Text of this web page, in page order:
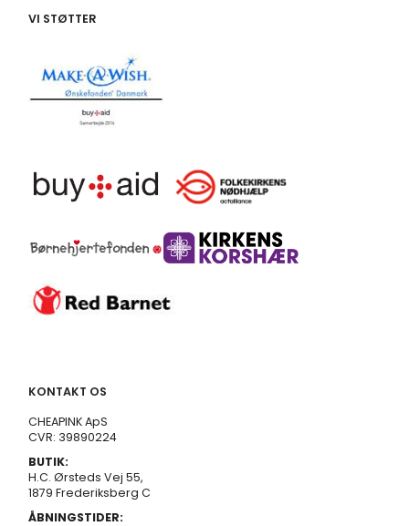
VI STØTTER
KONTAKT OS
CHEAPINK ApS
CVR: 39890224
BUTIK:
H.C. Ørsteds Vej 55,
1879 Frederiksberg C
ÅBNINGSTIDER: